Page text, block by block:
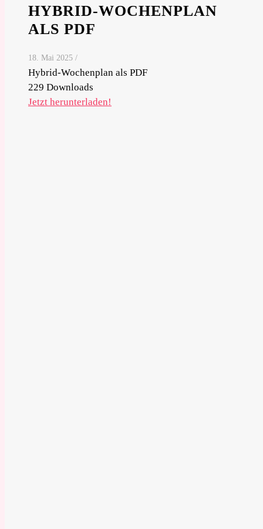
HYBRID-WOCHENPLAN
ALS PDF
18. Mai 2025 /
Hybrid-Wochenplan als PDF
229 Downloads
Jetzt herunterladen!